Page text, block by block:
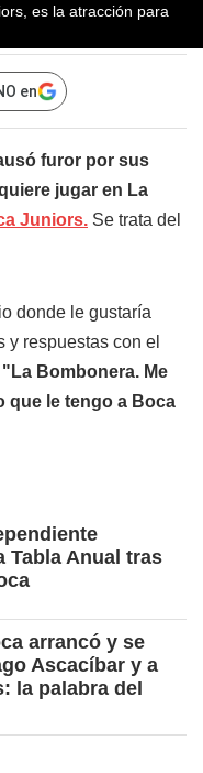
es la atracción para
en
furor por sus
jugar en La
Juniors. Se trata del
donde le gustaría
y respuestas con el
"La Bombonera. Me
que le tengo a Boca
Tabla Anual tras
arrancó y se
Ascacíbar y a
la palabra del